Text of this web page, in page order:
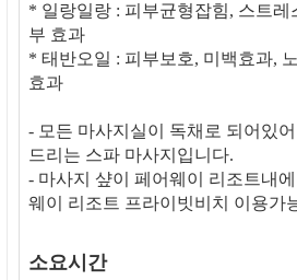
* 일랑일랑 : 피부균형잡힘, 스트레
부 효과
* 태반오일 : 피부보호, 미백효과,
효과
- 모든 마사지실이 독채로 되어있
드리는 스파 마사지입니다.
- 마사지 샾이 페어웨이 리조트내
웨이 리조트 프라이빗비치 이용가
소요시간